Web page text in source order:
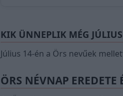
KIK ÜNNEPLIK MÉG
Július 14-én a Örs nevűek
ÖRS NÉVNAP EREDETE